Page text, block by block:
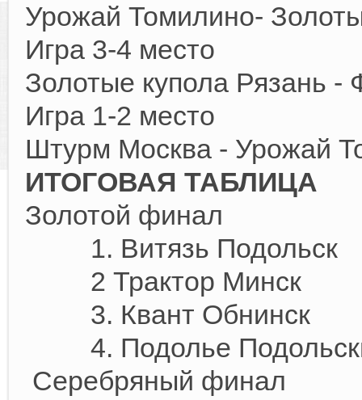
Урожай Томилино-
Игра 3-4 место
Золотые купола Рязань
Игра 1-2 место
Штурм Москва - Урожай
ИТОГОВАЯ ТАБЛИЦА
Золотой финал
1. Витязь Подольск
2 Трактор Минск
3. Квант
4. Подолье
Серебряный финал